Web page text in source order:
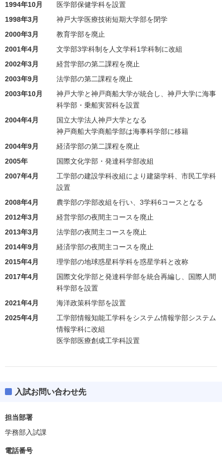
1994年10月
医学部保健学科を設置
1998年3月
神戸大学医療技術短期大学部を閉学
2000年3月
教育学部を廃止
2001年4月
文学部3学科制を人文学科1学科制に改組
2002年3月
経営学部の第二課程を廃止
2003年9月
法学部の第二課程を廃止
2003年10月
神戸大学と神戸商船大学が統合し、神戸大学に海事
科学部・乗船実習科を設置
2004年4月
国立大学法人神戸大学となる
神戸商船大学商船学部は海事科学部に移籍
2004年9月
経済学部の第二課程を廃止
2005年
国際文化学部・発達科学部改組
2007年4月
工学部の建設学科改組により建築学科、市民工学科
設置
2008年4月
農学部の学部改組を行い、3学科6コースとなる
2012年3月
経営学部の夜間主コースを廃止
2013年3月
法学部の夜間主コースを廃止
2014年9月
経済学部の夜間主コースを廃止
2015年4月
理学部の地球惑星科学科を惑星学科と改称
2017年4月
国際文化学部と発達科学部を統合再編し、国際人間
科学部を設置
2021年4月
海洋政策科学部を設置
2025年4月
工学部情報知能工学科をシステム情報学部システム
情報学科に改組
医学部医療創成工学科設置
入試お問い合わせ先
担当部署
学務部入試課
電話番号